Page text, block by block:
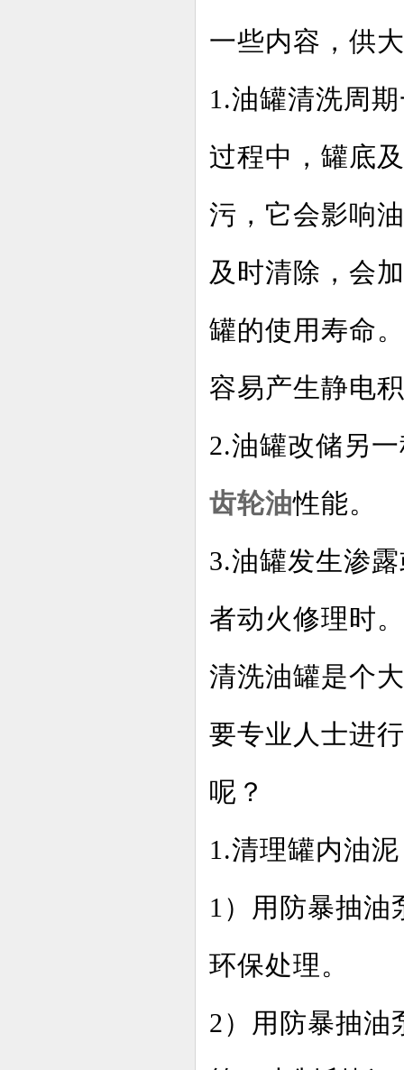
一些内容，供
1.油罐清洗周
过程中，罐底
污，它会影响
及时清除，会
罐的使用寿命
容易产生静电
2.油罐改储另
齿轮油性能。
3.油罐发生渗
者动火修理时。
清洗油罐是个
要专业人士进
呢？
1.清理罐内油
1）用防暴抽油
环保处理。
2）用防暴抽油